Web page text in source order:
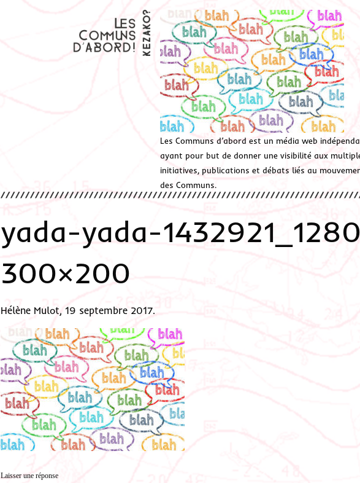
Les Communs d’abord est un média web
ayant pour but de donner une visibilité aux
initiatives, publications et débats liés au
des Communs.
yada-yada-
300×200
Hélène Mulot, 19 septembre 2017.
Laisser une réponse